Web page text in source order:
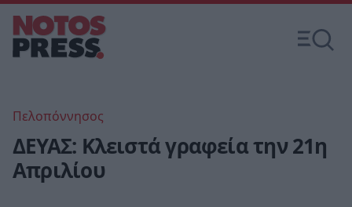
Πελοπόννησος
ΔΕΥΑΣ: Κλειστά γραφεία την 21η
Απριλίου